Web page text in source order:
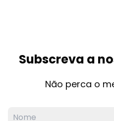
Subscreva a
Não perca o